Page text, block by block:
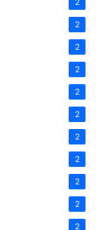
2
2
2
2
2
2
2
2
2
2
2